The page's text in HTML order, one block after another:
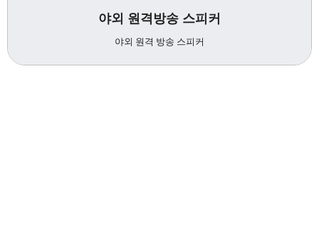
야외 원격방송 스피커
야외 원격 방송 스피커